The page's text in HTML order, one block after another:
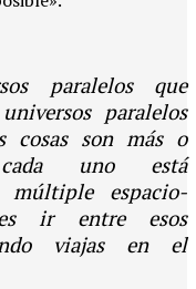
paralelos que
paralelos
cosas son más o
uno está
múltiple espacio-
ir entre esos
viajas en el